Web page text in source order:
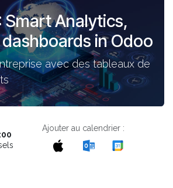
Smart Analytics,
in Odoo
avec des tableaux de
Ajouter au calendrier :